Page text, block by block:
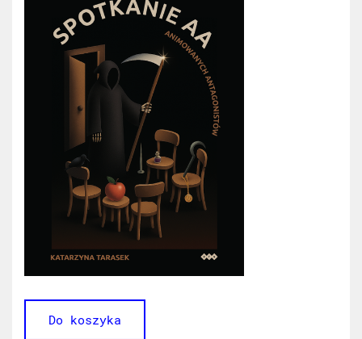
Do koszyka